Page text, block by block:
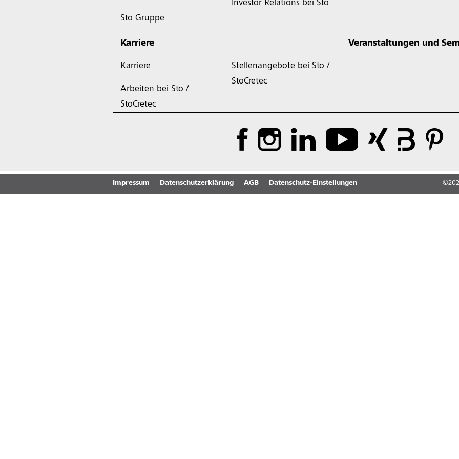
Sto Gruppe
Investor Relations bei Sto
Karriere
Karriere
Arbeiten bei Sto /
StoCretec
Stellenangebote bei Sto /
StoCretec
Veranstaltungen und
Impressum Datenschutzerklärung AGB Datenschutz-Einstellungen ©